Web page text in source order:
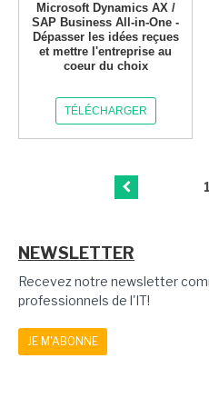
Microsoft Dynamics AX /
SAP Business All-in-One -
Dépasser les idées reçues
et mettre l'entreprise au
coeur du choix
TÉLÉCHARGER
1
NEWSLETTER
Recevez notre newsletter
professionnels de l'IT!
JE M'ABONNE